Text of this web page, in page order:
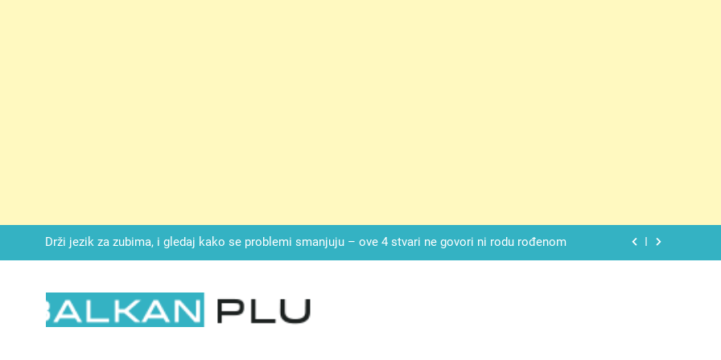
Drži jezik za zubima, i gledaj kako se problemi smanjuju – ove 4 stvari ne govori ni rodu rođenom
SIROMAŠNI DJEČAK VRATIO JE TENISICE MOGA SINA — ALI KADA SAM MU POGLEDAO U OČI, ISPUSTIO
SAM ČAŠU: BIO JE SIN ŽENE ZA KOJU SU MI REKLI DA JE MRTVA Advertisements